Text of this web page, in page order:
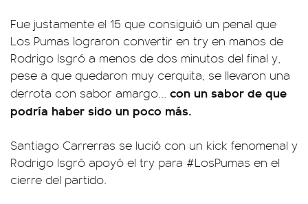
Fue justamente el 15 que consiguió un penal que
Los Pumas lograron convertir en try en manos de
Rodrigo Isgró a menos de dos minutos del final y,
pese a que quedaron muy cerquita, se llevaron una
derrota con sabor amargo... con un sabor de que
podría haber sido un poco más.
Santiago Carrerras se lució con un kick fenomenal y
Rodrigo Isgró apoyó el try para #LosPumas en el
cierre del partido.